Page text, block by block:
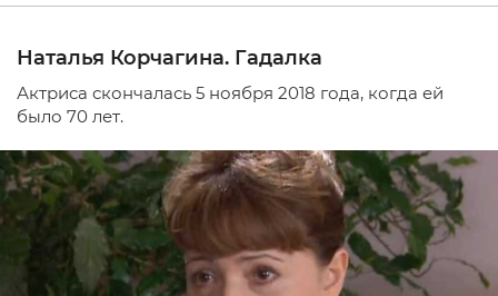
Наталья Корчагина. Гадалка
Актриса скончалась 5 ноября 2018 года, когда ей
было 70 лет.